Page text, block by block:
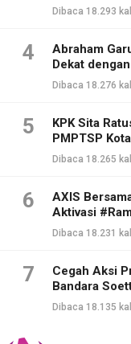
Dibaca 18.293
4
Abraham
Dekat
Dibaca 18.276
5
KPK Sita
PMPTSP
Dibaca 18.265
6
AXIS
Aktivasi
Dibaca 18.231
7
Cegah Aksi
Bandara
Dibaca 18.135